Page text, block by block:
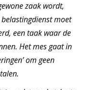
zaak wordt,
moet
een taak waar de
Het mes gaat in
om geen